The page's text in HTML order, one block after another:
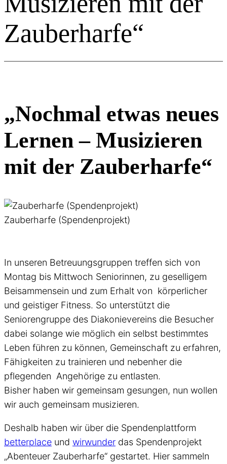
Zauberharfe“
„Nochmal etwas neues
Lernen – Musizieren
mit der Zauberharfe“
Zauberharfe (Spendenprojekt)
In unseren Betreuungsgruppen treffen sich von
Montag bis Mittwoch Seniorinnen, zu geselligem
Beisammensein und zum Erhalt von körperlicher
und geistiger Fitness. So unterstützt die
Seniorengruppe des Diakonievereins die Besucher
dabei solange wie möglich ein selbst bestimmtes
Leben führen zu können, Gemeinschaft zu erfahren,
Fähigkeiten zu trainieren und nebenher die
pflegenden Angehörige zu entlasten.
Bisher haben wir gemeinsam gesungen, nun wollen
wir auch gemeinsam musizieren.
Deshalb haben wir über die Spendenplattform
betterplace und wirwunder das Spendenprojekt
„Abenteuer Zauberharfe“ gestartet. Hier sammeln